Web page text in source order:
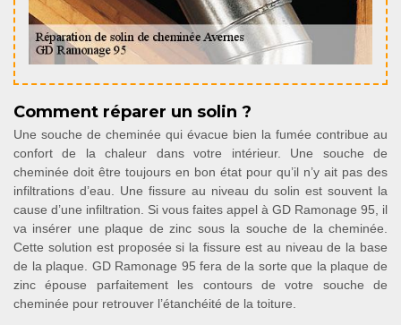
Comment réparer un solin ?
Une souche de cheminée qui évacue bien la fumée contribue au
confort de la chaleur dans votre intérieur. Une souche de
cheminée doit être toujours en bon état pour qu’il n’y ait pas des
infiltrations d’eau. Une fissure au niveau du solin est souvent la
cause d’une infiltration. Si vous faites appel à GD Ramonage 95, il
va insérer une plaque de zinc sous la souche de la cheminée.
Cette solution est proposée si la fissure est au niveau de la base
de la plaque. GD Ramonage 95 fera de la sorte que la plaque de
zinc épouse parfaitement les contours de votre souche de
cheminée pour retrouver l’étanchéité de la toiture.